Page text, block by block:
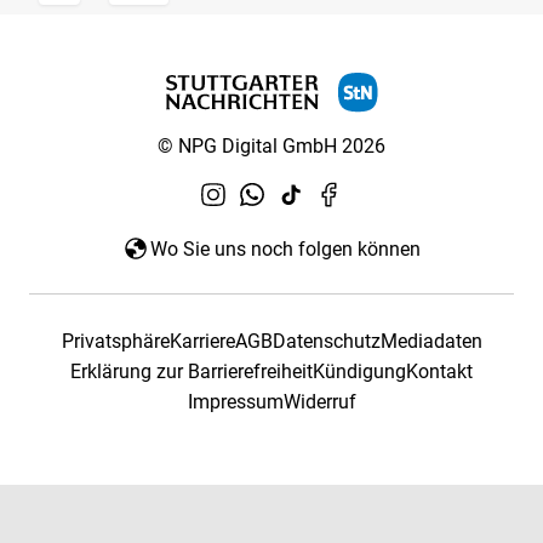
© NPG Digital GmbH 2026
Wo Sie uns noch folgen können
PrivatsphäreKarriereAGBDatenschutzMediadaten
Erklärung zur BarrierefreiheitKündigungKontakt
ImpressumWiderruf